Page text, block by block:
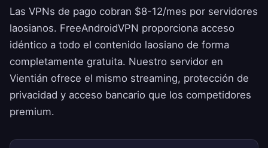
Las VPNs de pago cobran $8-12/mes por servidores
laosianos. FreeAndroidVPN proporciona acceso
idéntico a todo el contenido laosiano de forma
completamente gratuita. Nuestro servidor en
Vientián ofrece el mismo streaming, protección de
privacidad y acceso bancario que los competidores
premium.